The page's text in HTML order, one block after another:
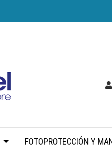
FOTOPROTECCIÓN Y